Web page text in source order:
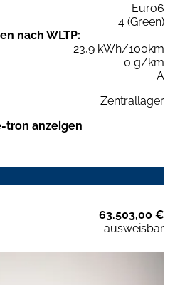
Euro6
4 (Green)
nach WLTP:
23,9 kWh/100km
0 g/km
A
Zentrallager
tron anzeigen
63.503,00 €
ausweisbar